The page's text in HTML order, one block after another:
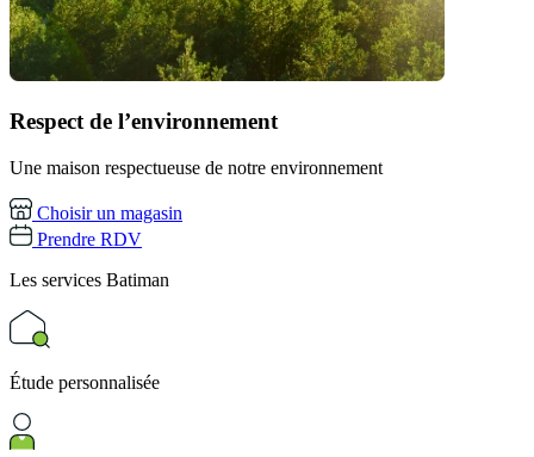
Respect de l’environnement
Une maison respectueuse de notre environnement
Choisir un magasin
Prendre RDV
Les services Batiman
Étude personnalisée